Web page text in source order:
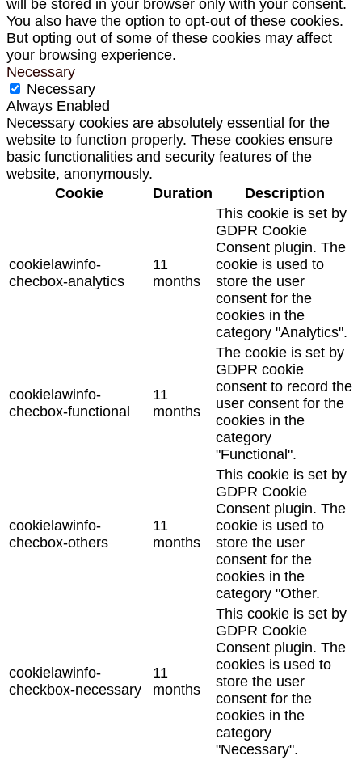
will be stored in your browser only with your consent.
You also have the option to opt-out of these cookies.
But opting out of some of these cookies may affect
your browsing experience.
Necessary
Necessary
Always Enabled
Necessary cookies are absolutely essential for the
website to function properly. These cookies ensure
basic functionalities and security features of the
website, anonymously.
Cookie
Duration Description
cookielawinfo-
checbox-analytics
11
months
This cookie is set by
GDPR Cookie
Consent plugin. The
cookie is used to
store the user
consent for the
cookies in the
category "Analytics".
cookielawinfo-
checbox-functional
11
months
The cookie is set by
GDPR cookie
consent to record the
user consent for the
cookies in the
category
"Functional".
cookielawinfo-
checbox-others
11
months
This cookie is set by
GDPR Cookie
Consent plugin. The
cookie is used to
store the user
consent for the
cookies in the
category "Other.
cookielawinfo-
checkbox-necessary
11
months
This cookie is set by
GDPR Cookie
Consent plugin. The
cookies is used to
store the user
consent for the
cookies in the
category
"Necessary".